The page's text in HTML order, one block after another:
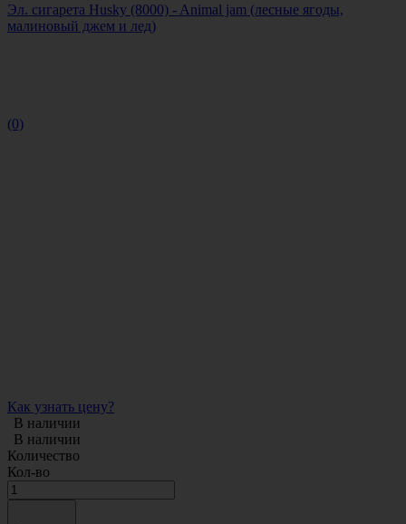
Эл. сигарета Husky (8000) - Animal jam (лесные ягоды,
малиновый джем и лед)
(0)
Как узнать цену?
В наличии
В наличии
Количество
Кол-во